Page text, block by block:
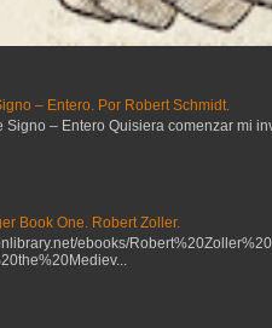
– Entero. Por Robert Schmidt.
– Entero Quisiera comenzar mi
Book One. Robert Zoller.
ebooks/